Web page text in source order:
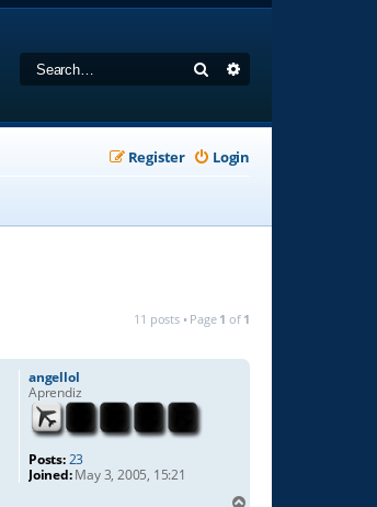
Search
Login
Register
11 posts • Page 1 of 1
angellol
Aprendiz
Posts:23
Joined:May 3, 2005, 15:21